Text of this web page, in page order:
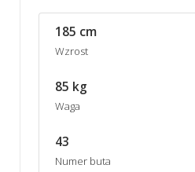
185 cm
Wzrost
85 kg
Waga
43
Numer buta